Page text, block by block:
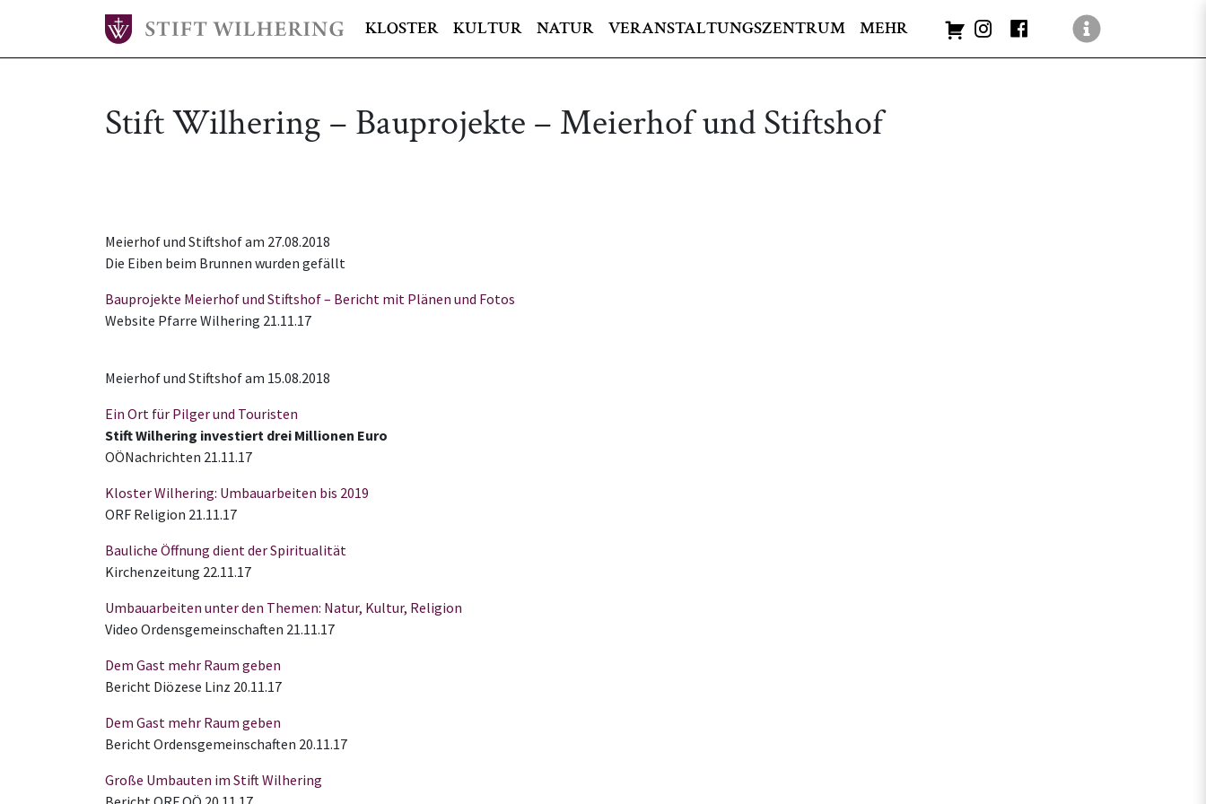
KLOSTER KULTUR NATUR VERANSTALTUNGSZENTRUM MEHR
Stift Wilhering – Bauprojekte – Meierhof und Stiftshof
Meierhof und Stiftshof am 27.08.2018
Die Eiben beim Brunnen wurden gefällt
Bauprojekte Meierhof und Stiftshof – Bericht mit Plänen und Fotos
Website Pfarre Wilhering 21.11.17
Meierhof und Stiftshof am 15.08.2018
Ein Ort für Pilger und Touristen
Stift Wilhering investiert drei Millionen Euro
OÖNachrichten 21.11.17
Kloster Wilhering: Umbauarbeiten bis 2019
ORF Religion 21.11.17
Bauliche Öffnung dient der Spiritualität
Kirchenzeitung 22.11.17
Umbauarbeiten unter den Themen: Natur, Kultur, Religion
Video Ordensgemeinschaften 21.11.17
Dem Gast mehr Raum geben
Bericht Diözese Linz 20.11.17
Dem Gast mehr Raum geben
Bericht Ordensgemeinschaften 20.11.17
Große Umbauten im Stift Wilhering